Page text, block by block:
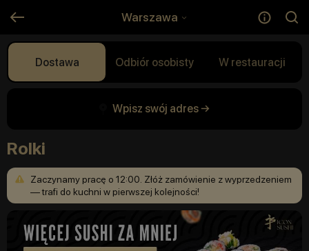
Warszawa
Dostawa Odbiór osobisty W restauracji
Wpisz swój adres →
Rolki
Zaczynamy pracę o 12:00. Złóż zamówienie zwyprzedzeniem
—trafi do kuchni w pierwszej kolejności!